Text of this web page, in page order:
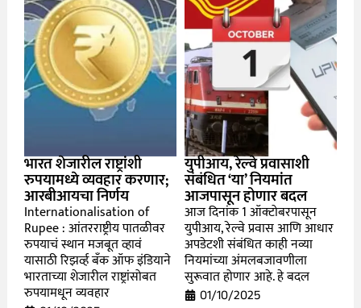
भारत शेजारील राष्ट्रांशी
रुपयामध्ये व्यवहार करणार;
आरबीआयचा निर्णय
Internationalisation of
Rupee : आंतरराष्ट्रीय पातळीवर
रुपयाचं स्थान मजबूत व्हावं
यासाठी रिझर्व्ह बँक ऑफ इंडियाने
भारताच्या शेजारील राष्ट्रांसोबत
रुपयामधून व्यवहार
युपीआय, रेल्वे प्रवासाशी
संबंधित ‘या’ नियमांत
आजपासून होणार बदल
आज दिनांक 1 ऑक्टोबरपासून
युपीआय, रेल्वे प्रवास आणि आधार
अपडेटशी संबंधित काही नव्या
नियमांच्या अंमलबजावणीला
सुरूवात होणार आहे. हे बदल
01/10/2025